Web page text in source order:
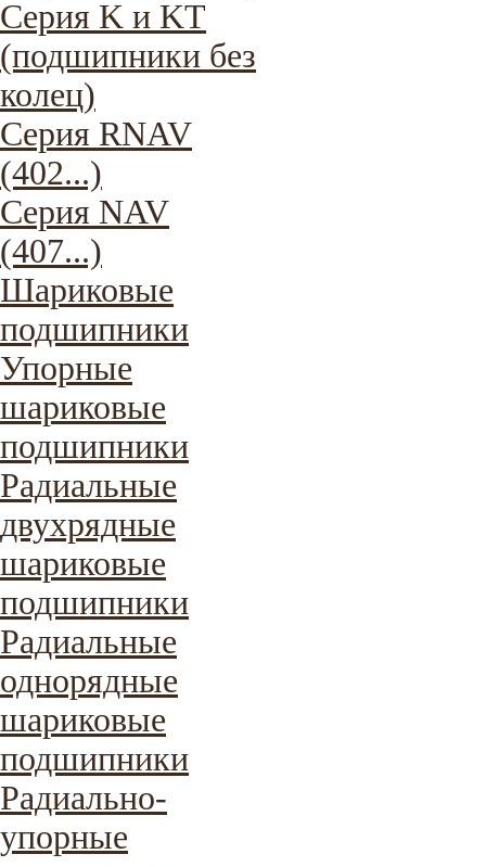
Серия K и KT
(подшипники без
колец)
Серия RNAV
(402...)
Серия NAV
(407...)
Шариковые
подшипники
Упорные
шариковые
подшипники
Радиальные
двухрядные
шариковые
подшипники
Радиальные
однорядные
шариковые
подшипники
Радиально-
упорные